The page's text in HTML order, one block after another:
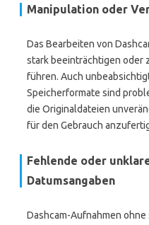
Manipulation oder
Das Bearbeiten von
stark beeinträchtigen oder
führen. Auch
Speicherformate sind
die Originaldateien
für den Gebrauch
Fehlende oder
Datumsangaben
Dashcam-Aufnahmen